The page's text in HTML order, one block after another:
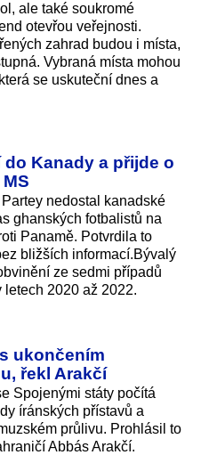
ale také soukromé
otevřou veřejnosti.
zahrad budou i místa,
Vybraná místa mohou
se uskuteční dnes a
Kanady a přijde o
nedostal kanadské
ghanských fotbalistů na
Panamě. Potvrdila to
bližších informací.Bývalý
ze sedmi případů
2020 až 2022.
ukončením
řekl Arakčí
Spojenými státy počítá
íránských přístavů a
průlivu. Prohlásil to
Abbás Arakčí.